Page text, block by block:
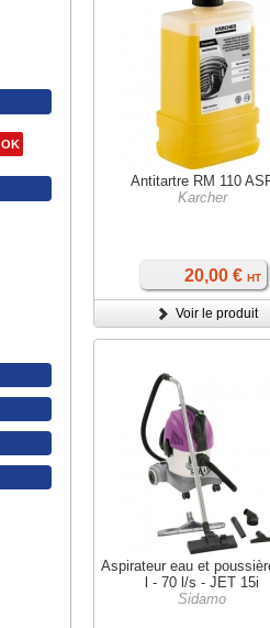
OK
Antitartre RM 110
Karcher
20,00 € HT
Voir le produit
Aspirateur eau et
l - 70 l/s - JET 15i
Sidamo